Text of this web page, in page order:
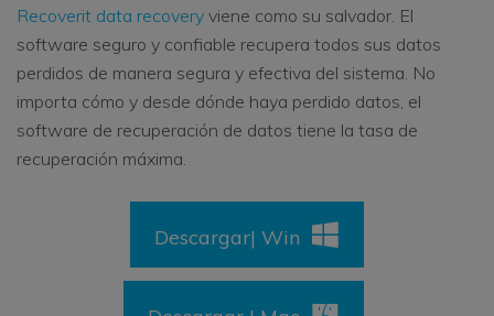
Recoverit data recovery viene como su salvador. El
software seguro y confiable recupera todos sus datos
perdidos de manera segura y efectiva del sistema. No
importa cómo y desde dónde haya perdido datos, el
software de recuperación de datos tiene la tasa de
recuperación máxima.
Descargar| Win